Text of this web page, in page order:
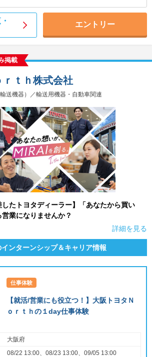
エントリー
掲載
送機器）／輸送用機器・自動車関連
ｔｈ株式会社
したトヨタディーラー】「あなたから買い
業になりませんか？
詳細を見る
ンターンシップ＆キャリア情報
仕事体験
【就活/営業にも役立つ！】大阪トヨタＮ
ｏｒｔｈの１day仕事体験
大阪府
08/22 13:00、08/23 13:00、09/05 13:00